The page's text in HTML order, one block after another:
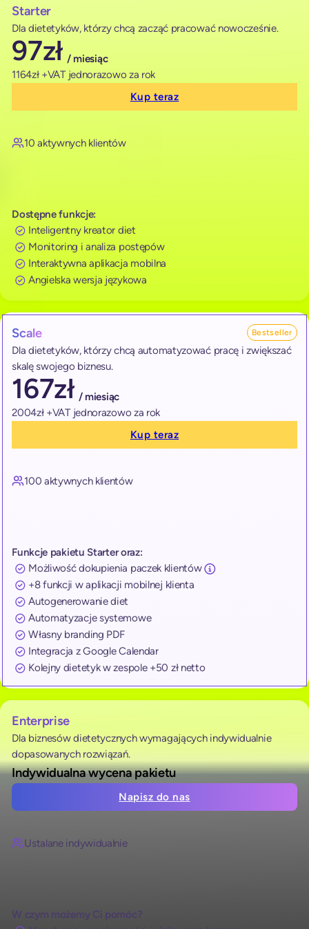
Starter
Dla dietetyków, którzy chcą zacząć pracować nowocześnie.
97zł / miesiąc
1164zł +VAT jednorazowo za rok
Kup teraz
10 aktywnych klientów
Dostępne funkcje:
Inteligentny kreator diet
Monitoring i analiza postępów
Interaktywna aplikacja mobilna
Angielska wersja językowa
Scale Bestseller
Dla dietetyków, którzy chcą automatyzować pracę i zwiększać
skalę swojego biznesu.
167zł / miesiąc
2004zł +VAT jednorazowo za rok
Kup teraz
100 aktywnych klientów
Funkcje pakietu Starter oraz:
Możliwość dokupienia paczek klientów
+8 funkcji w aplikacji mobilnej klienta
Autogenerowanie diet
Automatyzacje systemowe
Własny branding PDF
Integracja z Google Calendar
Kolejny dietetyk w zespole +50 zł netto
Enterprise
Dla biznesów dietetycznych wymagających indywidualnie
dopasowanych rozwiązań.
Indywidualna wycena pakietu
Napisz do nas
Ustalane indywidualnie
W czym możemy Ci pomóc?